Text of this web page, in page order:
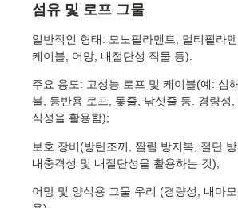
섬유 및 로프 그물
일반적인 형태: 모노필라멘트, 멀티필라
케이블, 어망, 내절단성 직물 등).
주요 용도: 고성능 로프 및 케이블(예: 심
블, 등반용 로프, 돛줄, 낚싯줄 등. 경량성
식성을 활용함);
보호 장비(방탄조끼, 찔림 방지복, 절단
내충격성 및 내절단성을 활용하는 것);
어망 및 양식용 그물 우리 (경량성, 내마